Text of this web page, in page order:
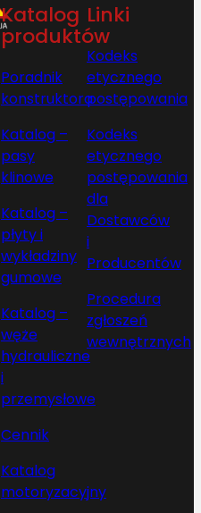
Katalog
produktów
Poradnik
konstruktora
Katalog –
pasy
klinowe
Katalog –
płyty i
wykładziny
gumowe
Katalog –
węże
hydrauliczne
i
przemysłowe
Cennik
Katalog
motoryzacyjny
Linki
Kodeks
etycznego
postępowania
Kodeks
etycznego
postępowania
dla
Dostawców
i
Producentów
Procedura
zgłoszeń
wewnętrznych